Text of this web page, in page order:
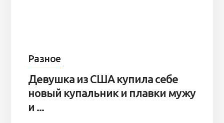
Разное
Девушка из США купила себе
новый купальник и плавки мужу
и ...